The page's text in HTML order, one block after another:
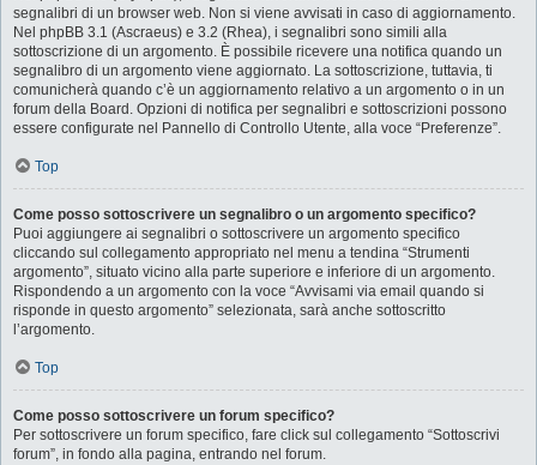
segnalibri di un browser web. Non si viene avvisati in caso di aggiornamento.
Nel phpBB 3.1 (Ascraeus) e 3.2 (Rhea), i segnalibri sono simili alla
sottoscrizione di un argomento. È possibile ricevere una notifica quando un
segnalibro di un argomento viene aggiornato. La sottoscrizione, tuttavia, ti
comunicherà quando c’è un aggiornamento relativo a un argomento o in un
forum della Board. Opzioni di notifica per segnalibri e sottoscrizioni possono
essere configurate nel Pannello di Controllo Utente, alla voce “Preferenze”.
Top
Come posso sottoscrivere un segnalibro o un argomento specifico?
Puoi aggiungere ai segnalibri o sottoscrivere un argomento specifico
cliccando sul collegamento appropriato nel menu a tendina “Strumenti
argomento”, situato vicino alla parte superiore e inferiore di un argomento.
Rispondendo a un argomento con la voce “Avvisami via email quando si
risponde in questo argomento” selezionata, sarà anche sottoscritto
l’argomento.
Top
Come posso sottoscrivere un forum specifico?
Per sottoscrivere un forum specifico, fare click sul collegamento “Sottoscrivi
forum”, in fondo alla pagina, entrando nel forum.